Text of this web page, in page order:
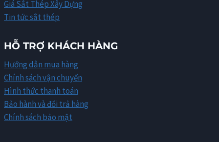
Giá Sắt Thép Xây Dựng
Tin tức sắt thép
HỖ TRỢ KHÁCH HÀNG
Hướng dẫn mua hàng
Chính sách vận chuyển
Hình thức thanh toán
Bảo hành và đổi trả hàng
Chính sách bảo mật